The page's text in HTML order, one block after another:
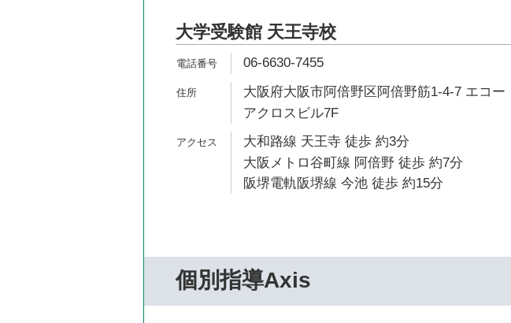
大学受験館 天王寺校
06-6630-7455
大阪府大阪市阿倍野区阿倍野筋1-4-7 エコー
アクロスビル7F
大和路線 天王寺 徒歩 約3分
大阪メトロ谷町線 阿倍野 徒歩 約7分
阪堺電軌阪堺線 今池 徒歩 約15分
個別指導Axis